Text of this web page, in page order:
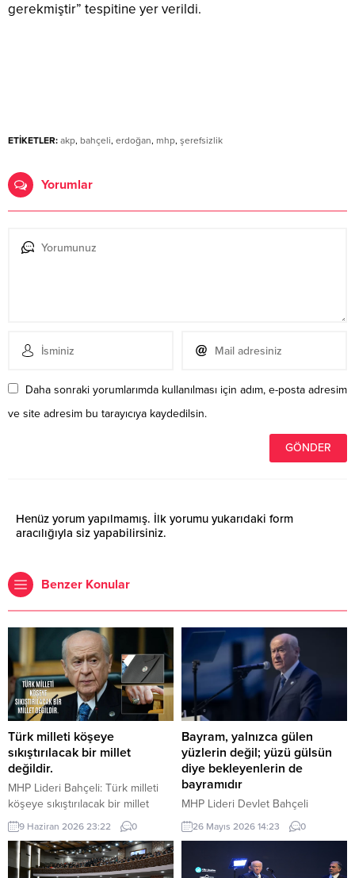
gerekmiştir” tespitine yer verildi.
ETİKETLER: akp, bahçeli, erdoğan, mhp, şerefsizlik
Yorumlar
Daha sonraki yorumlarımda kullanılması için adım, e-posta adresim
ve site adresim bu tarayıcıya kaydedilsin.
Henüz yorum yapılmamış. İlk yorumu yukarıdaki form
aracılığıyla siz yapabilirsiniz.
Benzer Konular
Türk milleti köşeye
sıkıştırılacak bir millet
değildir.
MHP Lideri Bahçeli: Türk milleti
köşeye sıkıştırılacak bir millet
değildir. Türk milleti, karşısına
yedi düvel de dizilse tarih
sahnesinden silinecek bir millet
değildir. Türkiye, ham hayaller
9 Haziran 2026 23:22 0
Bayram, yalnızca gülen
yüzlerin değil; yüzü gülsün
diye bekleyenlerin de
bayramıdır
MHP Lideri Devlet Bahçeli
“Bugün bizlere düşen, bayramın
manasını yalnızca kendi
mübarek iklimi yetimin başını
26 Mayıs 2026 14:23 0